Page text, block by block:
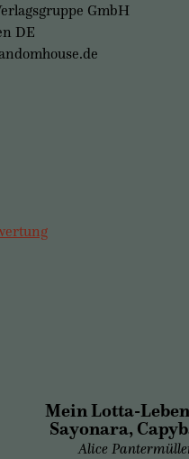
GmbH
DE
Mein Lotta-Leben
Sayonara,
Alice